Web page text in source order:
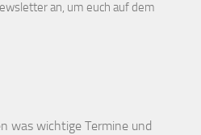
an, um euch auf dem
was wichtige Termine und